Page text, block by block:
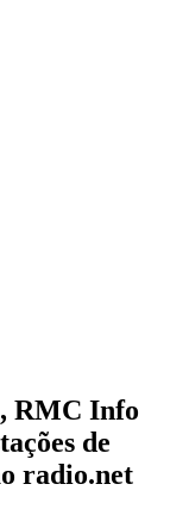
RMC Info
de
radio.net